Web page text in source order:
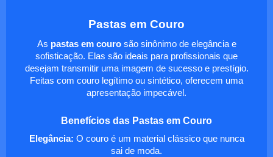
Pastas em Couro
As pastas em courosão sinônimo de elegância e
sofisticação. Elas são ideais para profissionais que
desejam transmitir uma imagem de sucesso e prestígio.
Feitas com couro legítimo ou sintético, oferecem uma
apresentação impecável.
Benefícios das Pastas em Couro
Elegância: O couro é um material clássico que nunca
sai de moda.